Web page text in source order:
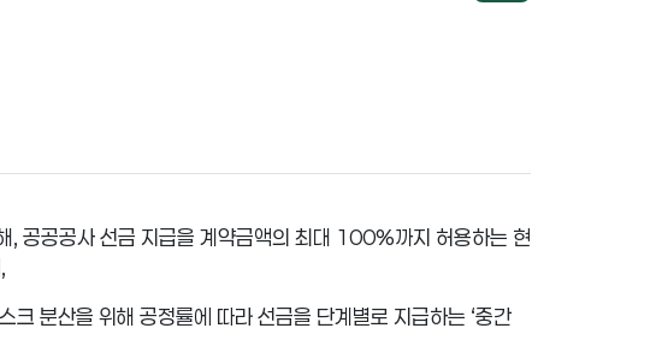
, 공공공사 선금 지급을 계약금액의 최대 100%까지 허용하는 현
,
크 분산을 위해 공정률에 따라 선금을 단계별로 지급하는 ‘중간